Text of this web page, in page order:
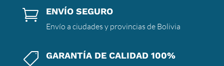
 ENVÍO SEGURO
Envío a ciudades y provincias de Bolivia
 GARANTÍA DE CALIDAD 100%